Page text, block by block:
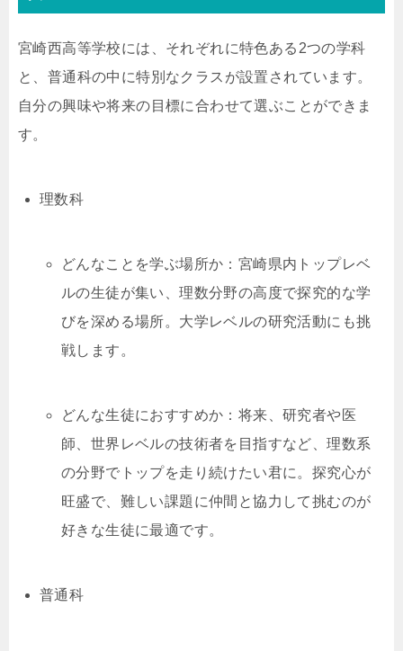
宮崎西高等学校には、それぞれに特色ある2つの学科
と、普通科の中に特別なクラスが設置されています。
自分の興味や将来の目標に合わせて選ぶことができま
す。
理数科
どんなことを学ぶ場所か：宮崎県内トップレベ
ルの生徒が集い、理数分野の高度で探究的な学
びを深める場所。大学レベルの研究活動にも挑
戦します。
どんな生徒におすすめか：将来、研究者や医
師、世界レベルの技術者を目指すなど、理数系
の分野でトップを走り続けたい君に。探究心が
旺盛で、難しい課題に仲間と協力して挑むのが
好きな生徒に最適です。
普通科